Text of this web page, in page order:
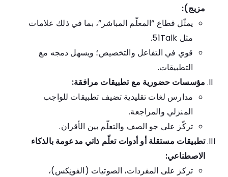
مزيج):
يمثّل قطاع “المعلّم المباشر”، بما في ذلك علامات
مثل 51Talk
.
قوي في التفاعل والتخصيص؛ ويسهل دمجه مع
التطبيقات.
مؤسسات حضورية مع تطبيقات مرافقة:
مدارس لغات تقليدية تضيف تطبيقات للواجب
المنزلي والمراجعة.
تركّز على جو الصف والتعلّم بين الأقران.
تطبيقات مستقلة أو أدوات تعلّم ذاتي مدعومة بالذكاء
الاصطناعي:
تركز على المفردات، الصوتيات (الفونِكس)،